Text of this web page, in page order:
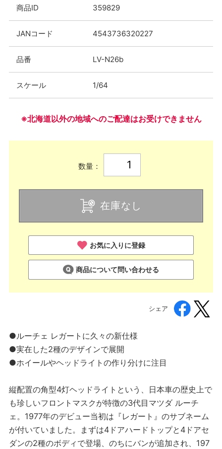
商品ID 359829
JANコード 4543736320227
品番 LV-N26b
スケール 1/64
※北海道以外の地域へのご配達はお受けできません
数量：
在庫なし
お気に入りに登録
商品について問い合わせる
シェア
●ルーチェ レガートに久々の新仕様
●実在した2種のデザインで展開
●ホイールやヘッドライトの作り分けに注目
縦配置の角型4灯ヘッドライトという、日本車の歴史上で
も珍しいフロントマスクが特徴の3代目マツダ ルーチ
ェ。1977年のデビュー当初は『レガート』のサブネーム
が付いていました。まずは4ドアハードトップと4ドアセ
ダンの2種のボディで登場、のちにバンが追加され、197